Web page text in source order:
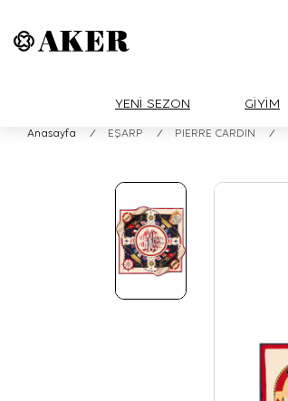
YENİ SEZON GİYİM
Anasayfa / EŞARP / PIERRE CARDIN /